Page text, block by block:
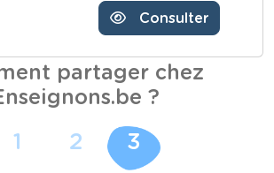
Consulter
partager chez
?
1 2 3